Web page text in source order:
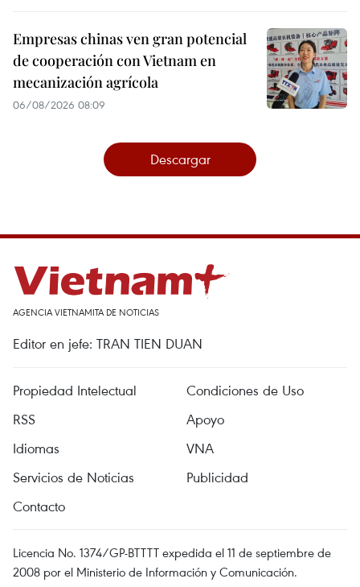
Empresas chinas ven gran potencial
de cooperación con Vietnam en
mecanización agrícola
06/08/2026 08:09
Descargar
AGENCIA VIETNAMITA DE NOTICIAS
Editor en jefe: TRAN TIEN DUAN
Propiedad Intelectual
Condiciones de Uso
RSS
Apoyo
Idiomas
VNA
Servicios de Noticias
Publicidad
Contacto
Licencia No. 1374/GP-BTTTT expedida el 11 de septiembre de
2008 por el Ministerio de Información y Comunicación.